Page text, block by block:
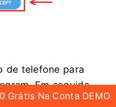
de telefone para
Em seguida,
Grátis Na Conta DEMO